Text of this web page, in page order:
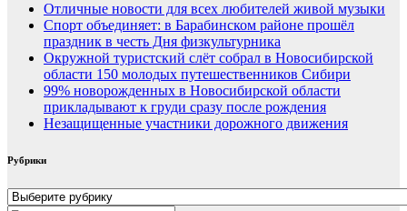
Отличные новости для всех любителей живой музыки
Спорт объединяет: в Барабинском районе прошёл
праздник в честь Дня физкультурника
Окружной туристский слёт собрал в Новосибирской
области 150 молодых путешественников Сибири
99% новорожденных в Новосибирской области
прикладывают к груди сразу после рождения
Незащищенные участники дорожного движения
Рубрики
Рубрики